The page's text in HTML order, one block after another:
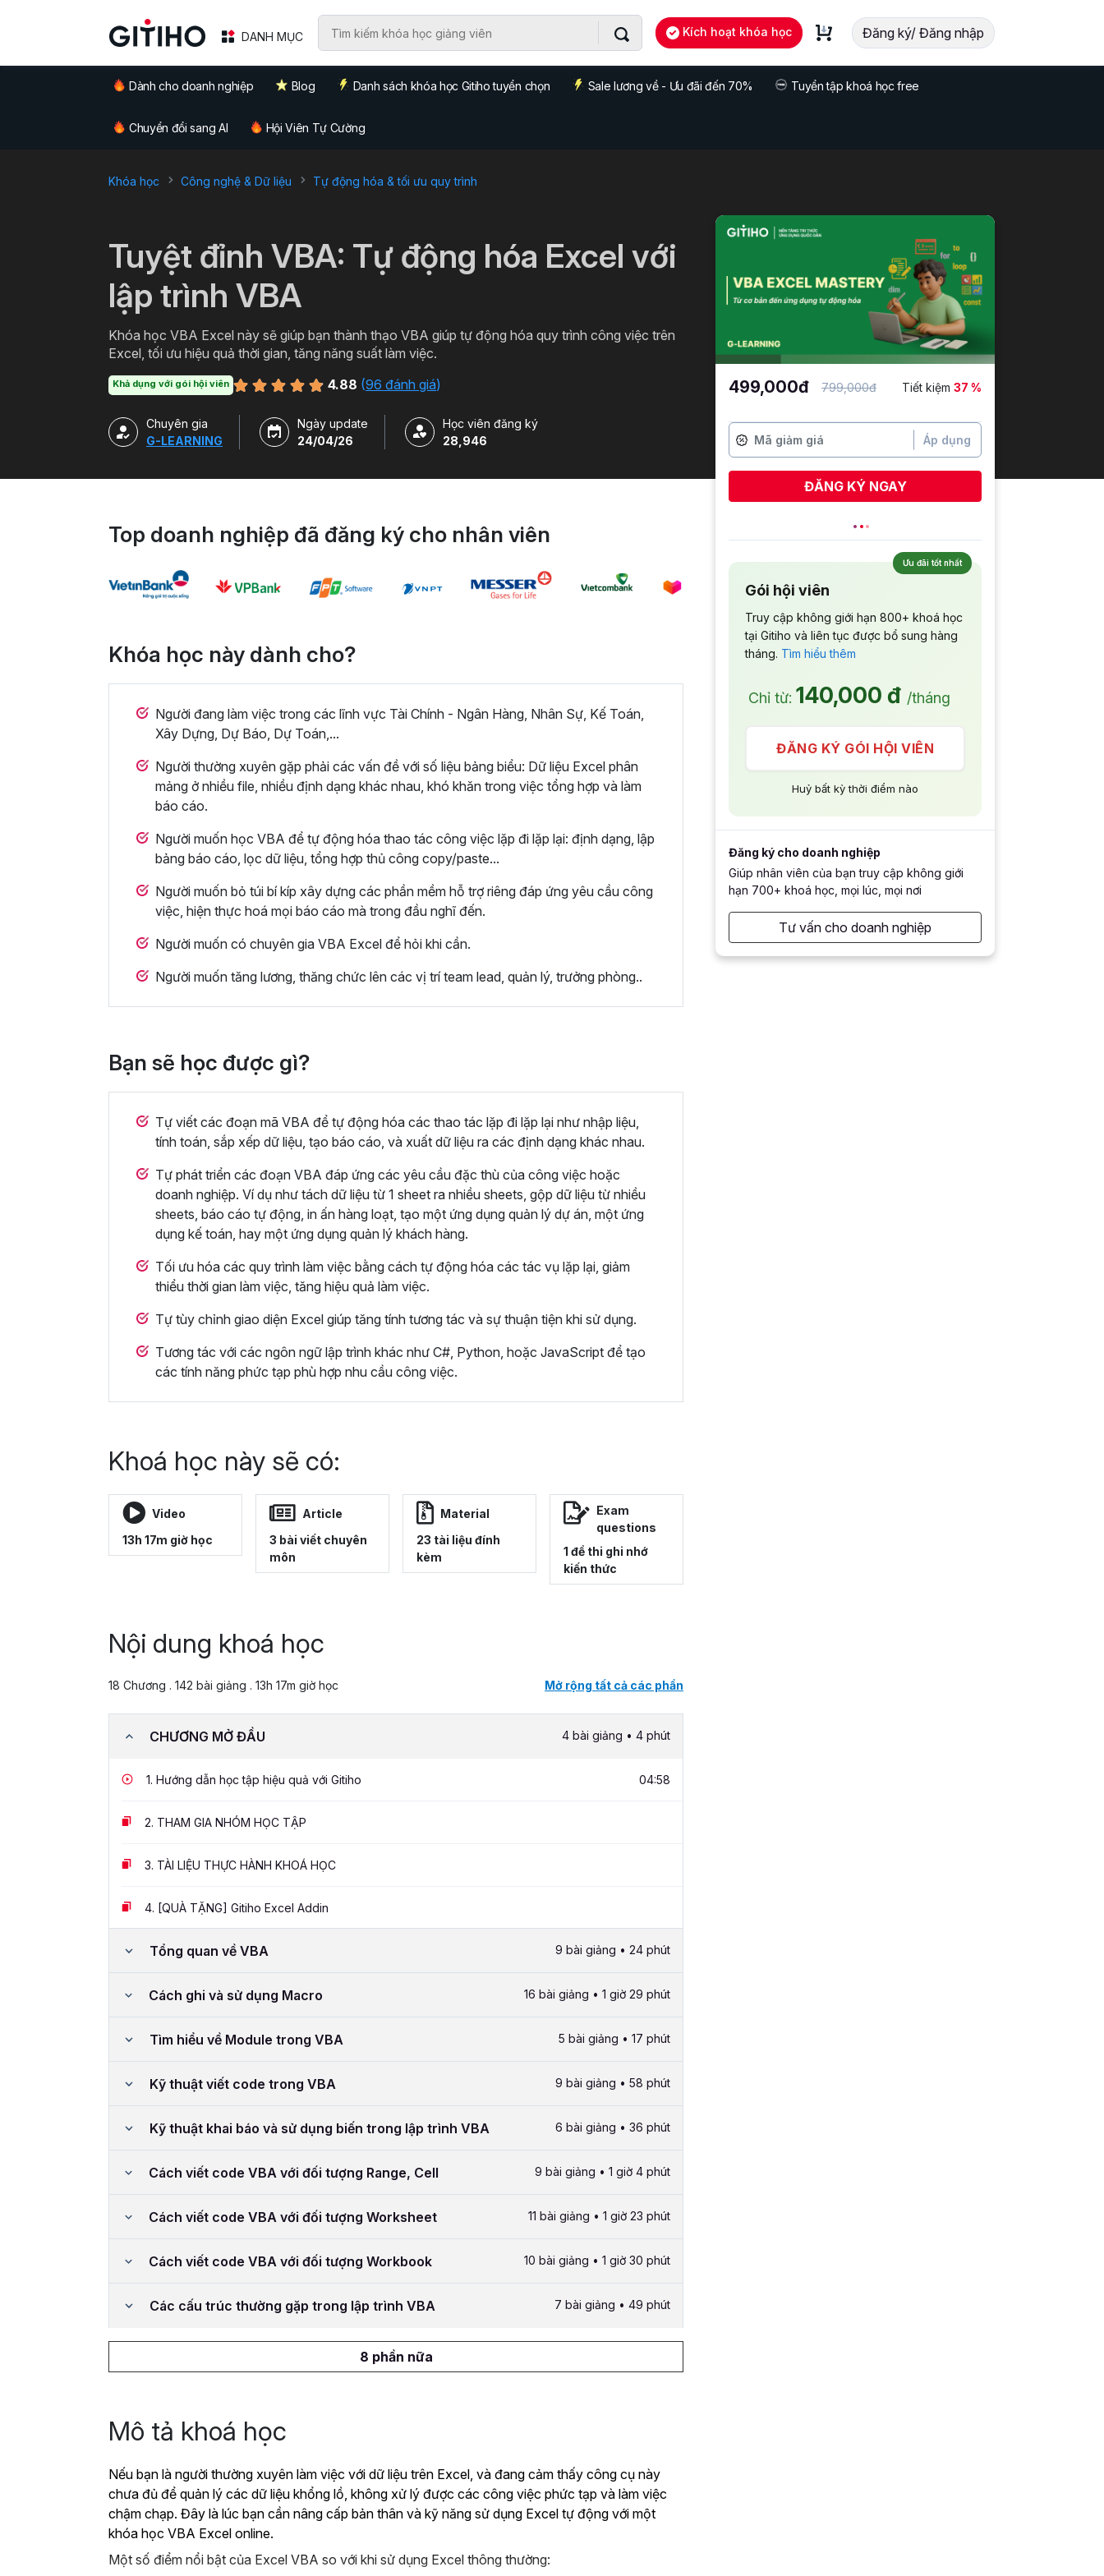
DANH MỤC Kích hoạt khóa học Đăng ký/ Đăng nhập
Dành cho doanh nghiệp Blog Danh sách khóa học Gitiho tuyển chọn Sale lương về - Ưu đãi đến 70% Tuyển tập khoá học free
Chuyển đổi sang AI Hội Viên Tự Cường
Khóa học Công nghệ & Dữ liệu Tự động hóa & tối ưu quy trình
Tuyệt đỉnh VBA: Tự động hóa Excel với
lập trình VBA
Khóa học VBA Excel này sẽ giúp bạn thành thạo VBA giúp tự động hóa quy trình công việc trên
Excel, tối ưu hiệu quả thời gian, tăng năng suất làm việc.
Khả dụng với gói hội viên 4.88 (96 đánh giá)
Chuyên gia
G-LEARNING
Ngày update
24/04/26
Học viên đăng ký
28,946
Top doanh nghiệp đã đăng ký cho nhân viên
Khóa học này dành cho?
Người đang làm việc trong các lĩnh vực Tài Chính - Ngân Hàng, Nhân Sự, Kế Toán,
Xây Dựng, Dự Báo, Dự Toán,...
Người thường xuyên gặp phải các vấn đề với số liệu bảng biểu: Dữ liệu Excel phân
mảng ở nhiều file, nhiều định dạng khác nhau, khó khăn trong việc tổng hợp và làm
báo cáo.
Người muốn học VBA để tự động hóa thao tác công việc lặp đi lặp lại: định dạng, lập
bảng báo cáo, lọc dữ liệu, tổng hợp thủ công copy/paste...
Người muốn bỏ túi bí kíp xây dựng các phần mềm hỗ trợ riêng đáp ứng yêu cầu công
việc, hiện thực hoá mọi báo cáo mà trong đầu nghĩ đến.
Người muốn có chuyên gia VBA Excel để hỏi khi cần.
Người muốn tăng lương, thăng chức lên các vị trí team lead, quản lý, trưởng phòng..
Bạn sẽ học được gì?
Tự viết các đoạn mã VBA để tự động hóa các thao tác lặp đi lặp lại như nhập liệu,
tính toán, sắp xếp dữ liệu, tạo báo cáo, và xuất dữ liệu ra các định dạng khác nhau.
Tự phát triển các đoạn VBA đáp ứng các yêu cầu đặc thù của công việc hoặc
doanh nghiệp. Ví dụ như tách dữ liệu từ 1 sheet ra nhiều sheets, gộp dữ liệu từ nhiều
sheets, báo cáo tự động, in ấn hàng loạt, tạo một ứng dụng quản lý dự án, một ứng
dụng kế toán, hay một ứng dụng quản lý khách hàng.
Tối ưu hóa các quy trình làm việc bằng cách tự động hóa các tác vụ lặp lại, giảm
thiểu thời gian làm việc, tăng hiệu quả làm việc.
Tự tùy chỉnh giao diện Excel giúp tăng tính tương tác và sự thuận tiện khi sử dụng.
Tương tác với các ngôn ngữ lập trình khác như C#, Python, hoặc JavaScript để tạo
các tính năng phức tạp phù hợp nhu cầu công việc.
Khoá học này sẽ có:
Video
13h 17m giờ học
Article
3 bài viết chuyên
môn
Material
23 tài liệu đính
kèm
Exam
questions
1 đề thi ghi nhớ
kiến thức
Nội dung khoá học
18 Chương . 142 bài giảng . 13h 17m giờ học Mở rộng tất cả các phần
CHƯƠNG MỞ ĐẦU 4 bài giảng • 4 phút
1. Hướng dẫn học tập hiệu quả với Gitiho 04:58
2. THAM GIA NHÓM HỌC TẬP
3. TÀI LIỆU THỰC HÀNH KHOÁ HỌC
4. [QUÀ TẶNG] Gitiho Excel Addin
Tổng quan về VBA 9 bài giảng • 24 phút
Cách ghi và sử dụng Macro 16 bài giảng • 1 giờ 29 phút
Tìm hiểu về Module trong VBA 5 bài giảng • 17 phút
Kỹ thuật viết code trong VBA 9 bài giảng • 58 phút
Kỹ thuật khai báo và sử dụng biến trong lập trình VBA 6 bài giảng • 36 phút
Cách viết code VBA với đối tượng Range, Cell 9 bài giảng • 1 giờ 4 phút
Cách viết code VBA với đối tượng Worksheet 11 bài giảng • 1 giờ 23 phút
Cách viết code VBA với đối tượng Workbook 10 bài giảng • 1 giờ 30 phút
Các cấu trúc thường gặp trong lập trình VBA 7 bài giảng • 49 phút
8 phần nữa
Mô tả khoá học
Nếu bạn là người thường xuyên làm việc với dữ liệu trên Excel, và đang cảm thấy công cụ này
chưa đủ để quản lý các dữ liệu khổng lồ, không xử lý được các công việc phức tạp và làm việc
chậm chạp. Đây là lúc bạn cần nâng cấp bản thân và kỹ năng sử dụng Excel tự động với một
khóa học VBA Excel online.
Một số điểm nổi bật của Excel VBA so với khi sử dụng Excel thông thường:
499,000đ 799,000đ Tiết kiệm 37 %
Áp dụng
ĐĂNG KÝ NGAY
vừa đăng ký
Ưu đãi tốt nhất
Gói hội viên
Truy cập không giới hạn 800+ khoá học
tại Gitiho và liên tục được bổ sung hàng
tháng. Tìm hiểu thêm
Chỉ từ: 140,000 đ /tháng
ĐĂNG KÝ GÓI HỘI VIÊN
Huỷ bất kỳ thời điểm nào
Đăng ký cho doanh nghiệp
Giúp nhân viên của bạn truy cập không giới
hạn 700+ khoá học, mọi lúc, mọi nơi
Tư vấn cho doanh nghiệp